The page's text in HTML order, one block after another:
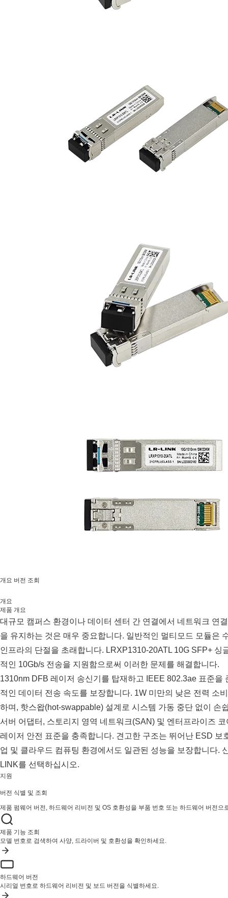
개요 버전 조회
개요
제품 개요
대규모 캠퍼스 환경이나 데이터 센터 간 연결에서 네트워크 연
을 유지하는 것은 매우 중요합니다. 일반적인 멀티모드 모듈은
인프라의 단절을 초래합니다. LRXP1310-20ATL 10G SFP+ 싱
적인 10Gb/s 전송을 지원함으로써 이러한 문제를 해결합니다.
1310nm DFB 레이저 송신기를 탑재하고 IEEE 802.3ae 표준을
적인 데이터 전송 속도를 보장합니다. 1W 미만의 낮은 전력 소
하며, 핫스왑(hot-swappable) 설계로 시스템 가동 중단 없이 손
서버 어댑터, 스토리지 영역 네트워크(SAN) 및 엔터프라이즈
레이저 안전 표준을 충족합니다. 견고한 구조는 뛰어난 ESD 보
업 및 클라우드 컴퓨팅 환경에서도 일관된 성능을 보장합니다.
LINK를 선택하십시오.
지원
버전 식별 및 조회
제품 펌웨어 버전, 하드웨어 리비전 및 OS 호환성을 부품 번호 또는 하드웨어 버전으
제품 기능 조회
모델 번호로 검색하여 사양, 드라이버 및 호환성을 확인하세요.
하드웨어 버전
시리얼 번호로 하드웨어 리비전 및 보드 버전을 식별하세요.